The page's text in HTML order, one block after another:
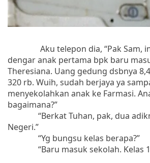
Aku telepon dia, “Pak Sam, ini
dengar anak pertama bpk baru
Theresiana. Uang gedung dsbnya
320 rb. Wuih, sudah berjaya ya
menyekolahkan anak ke Farmasi.
bagaimana?”
“Berkat Tuhan, pak, dua
Negeri.”
“Yg bungsu kelas berapa?”
“Baru masuk sekolah. Kelas